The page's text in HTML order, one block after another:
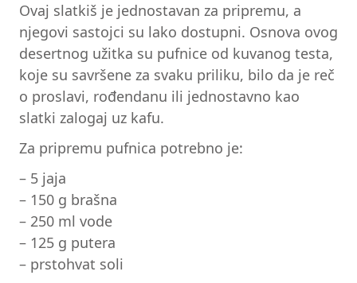
Ovaj slatkiš je jednostavan za pripremu, a
njegovi sastojci su lako dostupni. Osnova ovog
desertnog užitka su pufnice od kuvanog testa,
koje su savršene za svaku priliku, bilo da je reč
o proslavi, rođendanu ili jednostavno kao
slatki zalogaj uz kafu.
Za pripremu pufnica potrebno je:
– 5 jaja
– 150 g brašna
– 250 ml vode
– 125 g putera
– prstohvat soli